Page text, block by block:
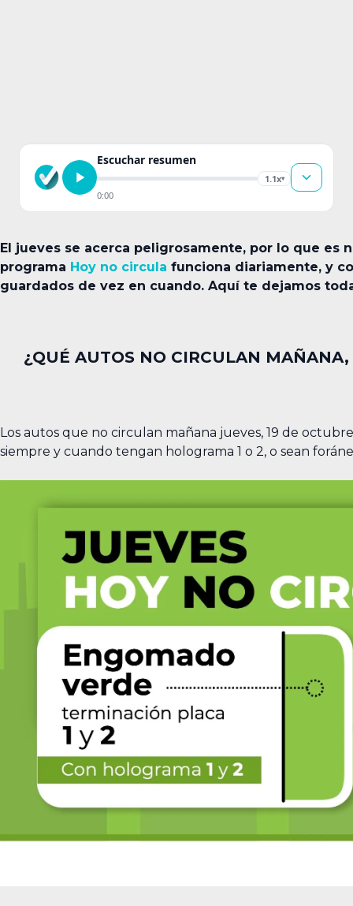
Escuchar resumen
1.1x▾
0:00
El jueves se acerca peligrosamente, por lo que es
programa Hoy no circula funciona diariamente, y
guardados de vez en cuando. Aquí te dejamos
¿QUÉ AUTOS NO CIRCULAN
Los autos que no circulan mañana jueves, 19 de
siempre y cuando tengan holograma 1 o 2, o sean